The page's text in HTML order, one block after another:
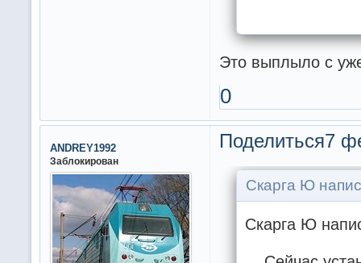
Это выплыло с
0
Поделиться7
ANDREY1992
Заблокирован
Скарга Ю
Скарга Ю